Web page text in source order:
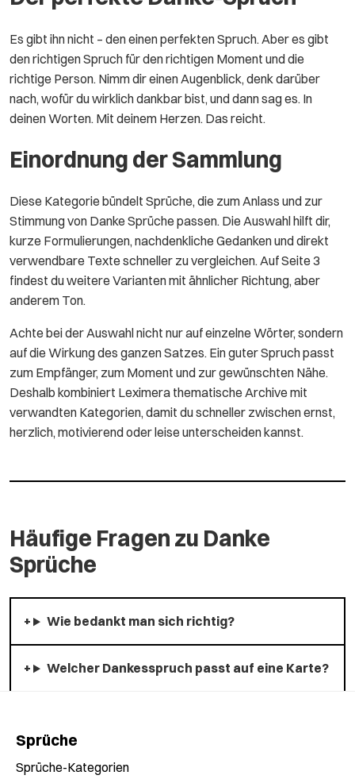
Es gibt ihn nicht – den einen perfekten Spruch. Aber es gibt
den richtigen Spruch für den richtigen Moment und die
richtige Person. Nimm dir einen Augenblick, denk darüber
nach, wofür du wirklich dankbar bist, und dann sag es. In
deinen Worten. Mit deinem Herzen. Das reicht.
Einordnung der Sammlung
Diese Kategorie bündelt Sprüche, die zum Anlass und zur
Stimmung von Danke Sprüche passen. Die Auswahl hilft dir,
kurze Formulierungen, nachdenkliche Gedanken und direkt
verwendbare Texte schneller zu vergleichen. Auf Seite 3
findest du weitere Varianten mit ähnlicher Richtung, aber
anderem Ton.
Achte bei der Auswahl nicht nur auf einzelne Wörter, sondern
auf die Wirkung des ganzen Satzes. Ein guter Spruch passt
zum Empfänger, zum Moment und zur gewünschten Nähe.
Deshalb kombiniert Leximera thematische Archive mit
verwandten Kategorien, damit du schneller zwischen ernst,
herzlich, motivierend oder leise unterscheiden kannst.
Häufige Fragen zu Danke
Sprüche
Wie bedankt man sich richtig?
Welcher Dankesspruch passt auf eine Karte?
Sprüche
Sprüche-Kategorien